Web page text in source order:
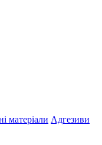
матеріали Адгезиви